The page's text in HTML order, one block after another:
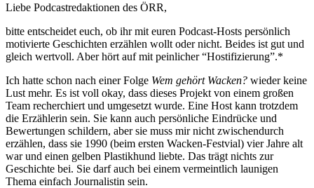
Odyssey,
Within,
Was
haben
gelacht
Liebe Podcastredaktionen des ÖRR,
bitte entscheidet euch, ob ihr mit euren Podcast-Hosts persönlich
motivierte Geschichten erzählen wollt oder nicht. Beides ist gut und
gleich wertvoll. Aber hört auf mit peinlicher “Hostifizierung”.*
Ich hatte schon nach einer Folge Wem gehört Wacken? wieder keine
Lust mehr. Es ist voll okay, dass dieses Projekt von einem großen
Team recherchiert und umgesetzt wurde. Eine Host kann trotzdem
die Erzählerin sein. Sie kann auch persönliche Eindrücke und
Bewertungen schildern, aber sie muss mir nicht zwischendurch
erzählen, dass sie 1990 (beim ersten Wacken-Festvial) vier Jahre alt
war und einen gelben Plastikhund liebte. Das trägt nichts zur
Geschichte bei. Sie darf auch bei einem vermeintlich launigen
Thema einfach Journalistin sein.